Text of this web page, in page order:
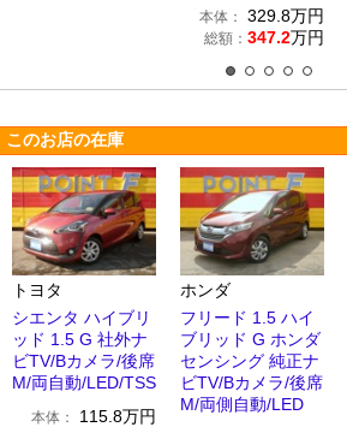
本体： 329.8万円
総額： 347.2万円
このお店の在庫
トヨタ
シエンタ ハイブリ
ッド 1.5 G 社外ナ
ビTV/Bカメラ/後席
M/両自動/LED/TSS
本体： 115.8万円
ホンダ
フリード 1.5 ハイ
ブリッド G ホンダ
センシング 純正ナ
ビTV/Bカメラ/後席
M/両側自動/LED